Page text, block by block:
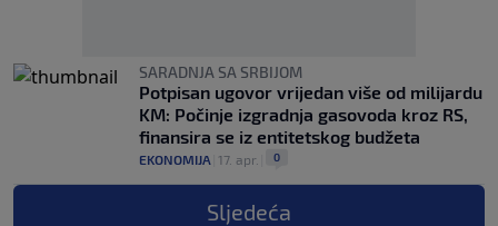
SARADNJA SA SRBIJOM
Potpisan ugovor vrijedan više od milijardu
KM: Počinje izgradnja gasovoda kroz RS,
finansira se iz entitetskog budžeta
EKONOMIJA 17. apr. 0
Sljedeća